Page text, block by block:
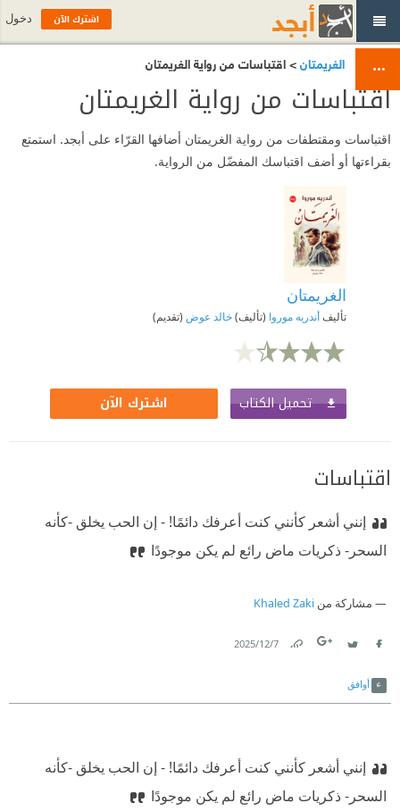
الغريمتان> اقتباسات من رواية الغريمتان
اقتباسات من رواية الغريمتان
اقتباسات ومقتطفات من رواية الغريمتان أضافها القرّاء على أبجد. استمتع
بقراءتها أو أضف اقتباسك المفضّل من الرواية.
الغريمتان
تأليفأندريه موروا (تأليف)خالد عوض (تقديم)
تحميل الكتاب اشترك الآن
اقتباسات
إنني أشعر كأنني كنت أعرفك دائمًا!‏ ‫ ‏- إن الحب يخلق -كأنه
السحر- ذكريات ماض رائع لم يكن موجودًا
مشاركة من Khaled Zaki
7‏/12‏/2025
أوافق
إنني أشعر كأنني كنت أعرفك دائمًا!‏ ‫ ‏- إن الحب يخلق -كأنه
السحر- ذكريات ماض رائع لم يكن موجودًا
اشترك الآن دخول